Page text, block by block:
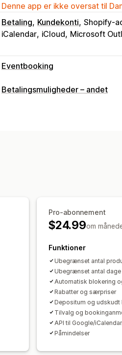
Denne app er ikke oversat til
Betaling Kundekonti Shopify-
iCalendar iCloud Microsoft
Eventbooking
Eventtype
Bookingsider Kalenderwidget
Betalingsmuligheder – andet
Pro-abonnement
$24.99om
Funktioner
Ubegrænset antal
Ubegrænset antal dage
Automatisk blokering
Rabatter og særpriser
Depositum og udskudt
Tilvalg og
API til Google/
Påmindelser